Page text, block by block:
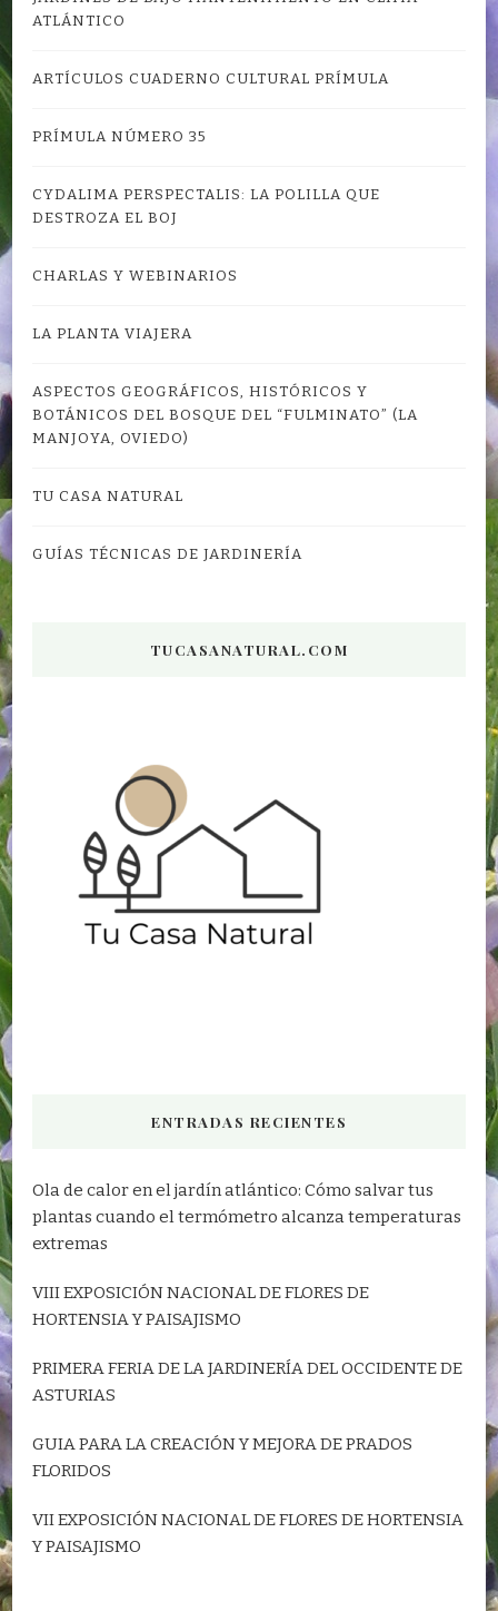
ATLÁNTICO
ARTÍCULOS CUADERNO CULTURAL PRÍMULA
PRÍMULA NÚMERO 35
CYDALIMA PERSPECTALIS: LA POLILLA QUE
DESTROZA EL BOJ
CHARLAS Y WEBINARIOS
LA PLANTA VIAJERA
ASPECTOS GEOGRÁFICOS, HISTÓRICOS Y
BOTÁNICOS DEL BOSQUE DEL “FULMINATO” (LA
MANJOYA, OVIEDO)
TU CASA NATURAL
GUÍAS TÉCNICAS DE JARDINERÍA
TUCASANATURAL.COM
ENTRADAS RECIENTES
Ola de calor en el jardín atlántico: Cómo salvar tus
plantas cuando el termómetro alcanza temperaturas
extremas
VIII EXPOSICIÓN NACIONAL DE FLORES DE
HORTENSIA Y PAISAJISMO
PRIMERA FERIA DE LA JARDINERÍA DEL OCCIDENTE DE
ASTURIAS
GUIA PARA LA CREACIÓN Y MEJORA DE PRADOS
FLORIDOS
VII EXPOSICIÓN NACIONAL DE FLORES DE HORTENSIA
Y PAISAJISMO